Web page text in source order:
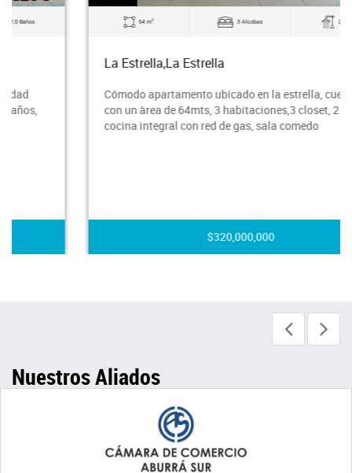
La Estrella,La Estrella
Cómodo apartamento ubicado en la estrella, cuenta
con un àrea de 64mts, 3 habitaciones,3 closet, 2 baños,
cocina integral con red de gas, sala comedo
$320,000,000
Nuestros Aliados